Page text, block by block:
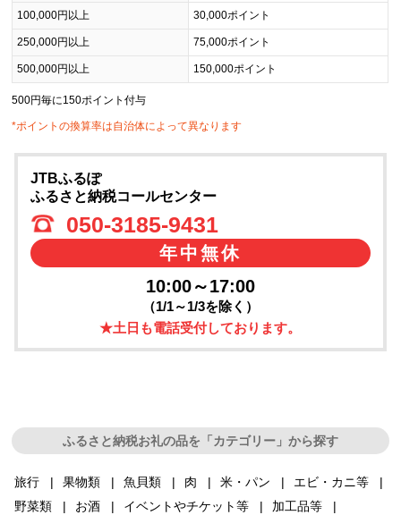
100,000円以上 30,000ポイント
250,000円以上 75,000ポイント
500,000円以上 150,000ポイント
500円毎に150ポイント付与
*ポイントの換算率は自治体によって異なります
JTBふるぽ
ふるさと納税コールセンター
050-3185-9431
年中無休
10:00～17:00
（1/1～1/3を除く）
★土日も電話受付しております。
ふるさと納税お礼の品を「カテゴリー」から探す
旅行 果物類 魚貝類 肉 米・パン
エビ・カニ等
野菜類
お酒 イベントやチケット等
加工品等